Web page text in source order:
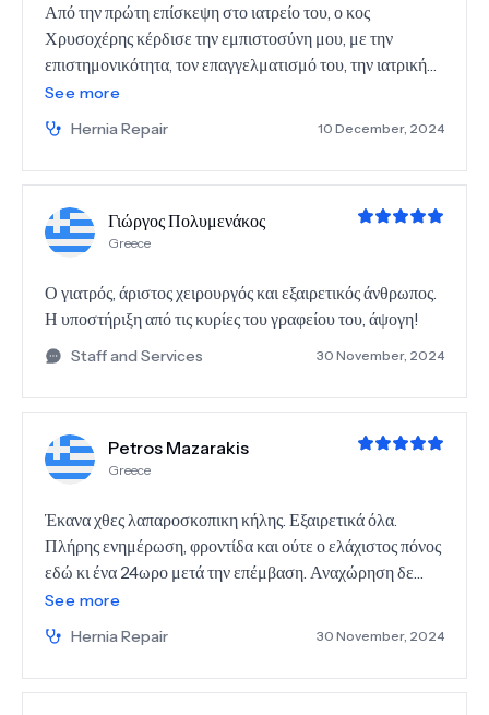
Από την πρώτη επίσκεψη στο ιατρείο του, ο κος
Χρυσοχέρης κέρδισε την εμπιστοσύνη μου, με την
επιστημονικότητα, τον επαγγελματισμό του, την ιατρική
ενσυναίσθηση, και την συνολική προσέγγιση στο ιατρικό
μου θέμα (αριστερή βουβωνοκήλη). Αποφάσισα να του
αναθέσω την επίλυση του προβλήματός μου και το
αποτέλεσμα 2 μέρες μετά την επέμβαση είναι ακριβώς
Υπερσύγχρονη μέθοδος λαπαροσκοπικής αφαίρεσης
κήλης και αποκατάστασης με πλέγμα, με ελάχιστες
ομάδα του όπως και στην γραμματεία του ιατρείου του,
που είναι πολύ υποστηρικτική.
See more
Hernia Repair
10 December, 2024
Γιώργος Πολυμενάκος
Greece
Ο γιατρός, άριστος χειρουργός και εξαιρετικός άνθρωπος.
Η υποστήριξη από τις κυρίες του γραφείου του, άψογη!
Staff and Services 30 November, 2024
Petros Mazarakis
Greece
Έκανα χθες λαπαροσκοπικη κήλης. Εξαιρετικά όλα.
Πλήρης ενημέρωση, φροντίδα και ούτε ο ελάχιστος πόνος
εδώ κι ένα 24ωρο μετά την επέμβαση. Αναχώρηση δε
αυθημερόν. Σας ευχαριστώ πολύ κι εύχομαι πάντοτε ετσι
ουσιαστική και ανθρώπινη προσέγγιση. Τις ευχαριστίες
μου και στην αναισθισιολογο Κα Παναγιώτου
See more
Hernia Repair
30 November, 2024